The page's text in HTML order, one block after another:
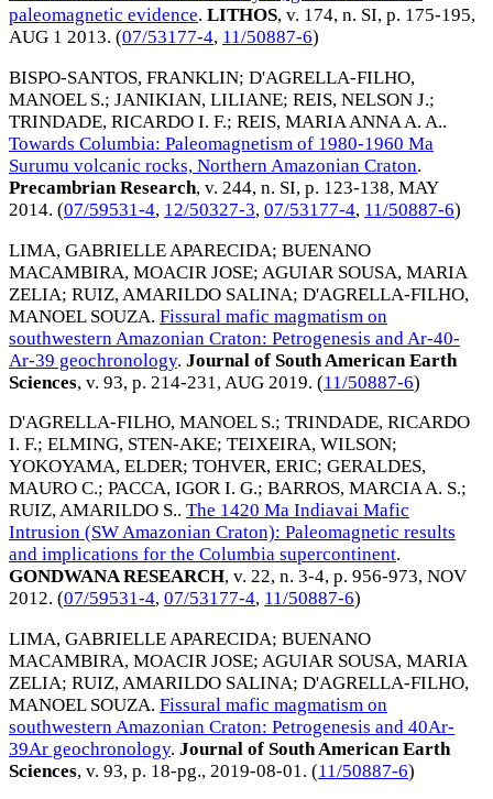
paleomagnetic evidence. LITHOS, v. 174, n. SI, p. 175-195,
AUG 1 2013. (07/53177-4, 11/50887-6)
BISPO-SANTOS, FRANKLIN; D'AGRELLA-FILHO,
MANOEL S.; JANIKIAN, LILIANE; REIS, NELSON J.;
TRINDADE, RICARDO I. F.; REIS, MARIA ANNA A. A..
Towards Columbia: Paleomagnetism of 1980-1960 Ma
Surumu volcanic rocks, Northern Amazonian Craton.
Precambrian Research, v. 244, n. SI, p. 123-138, MAY
2014. (07/59531-4, 12/50327-3, 07/53177-4, 11/50887-6)
LIMA, GABRIELLE APARECIDA; BUENANO
MACAMBIRA, MOACIR JOSE; AGUIAR SOUSA, MARIA
ZELIA; RUIZ, AMARILDO SALINA; D'AGRELLA-FILHO,
MANOEL SOUZA. Fissural mafic magmatism on
southwestern Amazonian Craton: Petrogenesis and Ar-40-
Ar-39 geochronology. Journal of South American Earth
Sciences, v. 93, p. 214-231, AUG 2019. (11/50887-6)
D'AGRELLA-FILHO, MANOEL S.; TRINDADE, RICARDO
I. F.; ELMING, STEN-AKE; TEIXEIRA, WILSON;
YOKOYAMA, ELDER; TOHVER, ERIC; GERALDES,
MAURO C.; PACCA, IGOR I. G.; BARROS, MARCIA A. S.;
RUIZ, AMARILDO S.. The 1420 Ma Indiavai Mafic
Intrusion (SW Amazonian Craton): Paleomagnetic results
and implications for the Columbia supercontinent.
GONDWANA RESEARCH, v. 22, n. 3-4, p. 956-973, NOV
2012. (07/59531-4, 07/53177-4, 11/50887-6)
LIMA, GABRIELLE APARECIDA; BUENANO
MACAMBIRA, MOACIR JOSE; AGUIAR SOUSA, MARIA
ZELIA; RUIZ, AMARILDO SALINA; D'AGRELLA-FILHO,
MANOEL SOUZA. Fissural mafic magmatism on
southwestern Amazonian Craton: Petrogenesis and 40Ar-
39Ar geochronology. Journal of South American Earth
Sciences, v. 93, p. 18-pg., 2019-08-01. (11/50887-6)